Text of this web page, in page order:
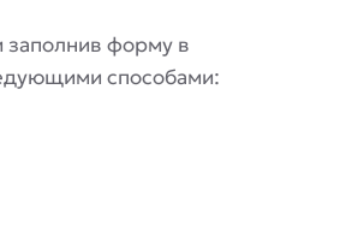
заполнив форму в
способами: